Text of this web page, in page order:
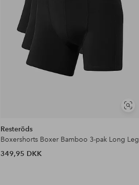
Se
Resteröds
Boxershorts Boxer Bamboo 3-pak Long Leg
349,95 DKK